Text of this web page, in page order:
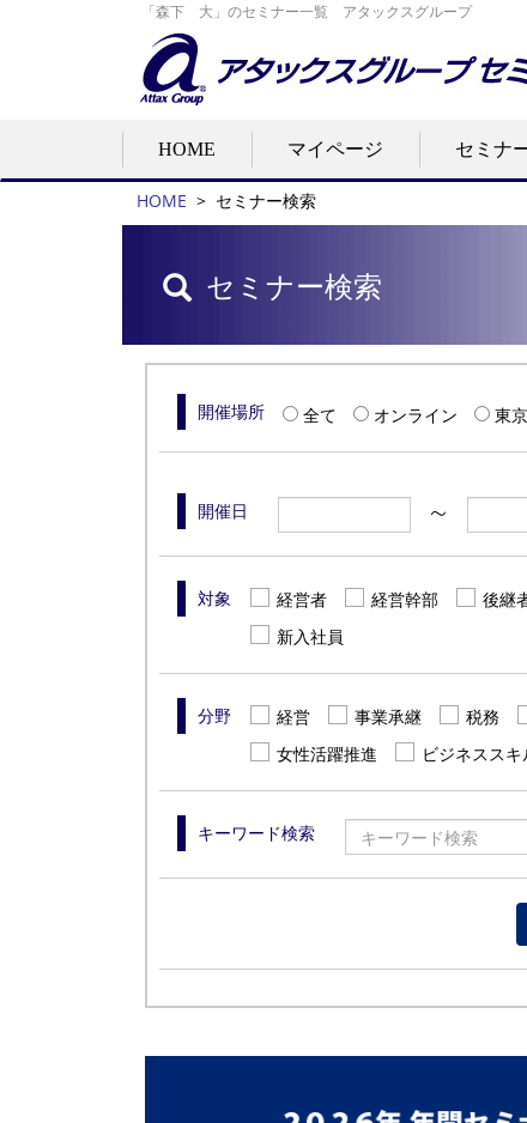
「森下 大」のセミナー一覧 アタックスグループ
HOME マイページ セミナ
HOME > セミナー検索
セミナー検索
開催場所 全て オンライン 東
開催日
対象 経営者 経営幹部 後継
新入社員
分野 経営 事業承継 税務
女性活躍推進
ビジネススキ
キーワード検索